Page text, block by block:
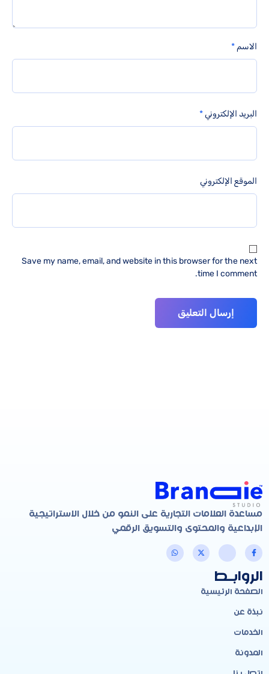
الاسم*
البريد الإلكتروني*
الموقع الإلكتروني
Save my name, email, and website in this browser for the next
time I comment.
مساعدة العلامات التجارية على النمو من خلال الاستراتيجية
الإبداعية والمحتوى والتسويق الرقمي
الروابـط
الصفحة الرئيسية
نبذة عن
الخدمات
المدونة